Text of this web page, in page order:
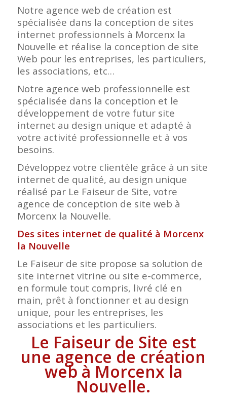
Notre agence web de création est
spécialisée dans la conception de sites
internet professionnels à Morcenx la
Nouvelle et réalise la conception de site
Web pour les entreprises, les particuliers,
les associations, etc…
Notre agence web professionnelle est
spécialisée dans la conception et le
développement de votre futur site
internet au design unique et adapté à
votre activité professionnelle et à vos
besoins.
Développez votre clientèle grâce à un site
internet de qualité, au design unique
réalisé par Le Faiseur de Site, votre
agence de conception de site web à
Morcenx la Nouvelle.
Des sites internet de qualité à Morcenx
la Nouvelle
Le Faiseur de site propose sa solution de
site internet vitrine ou site e-commerce,
en formule tout compris, livré clé en
main, prêt à fonctionner et au design
unique, pour les entreprises, les
associations et les particuliers.
Le Faiseur de Site est
une agence de création
web à Morcenx la
Nouvelle.